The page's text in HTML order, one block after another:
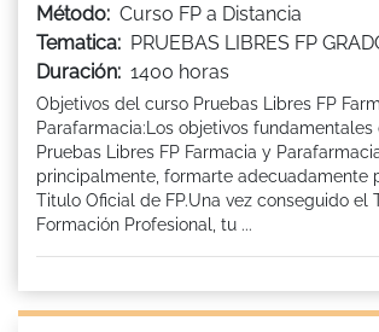
Método: Curso FP a Distancia
Tematica: PRUEBAS LIBRES FP
Duración: 1400 horas
Objetivos del curso Pruebas Libres FP
Parafarmacia:Los objetivos fundamentales
Pruebas Libres FP Farmacia y
principalmente, formarte adecuadamente
Titulo Oficial de FP.Una vez conseguido el
Formación Profesional, tu ...